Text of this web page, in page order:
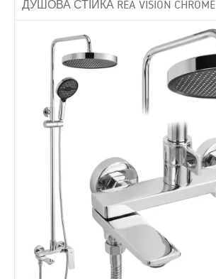
ДУШОВА СТІЙКА REA VISION CHROME